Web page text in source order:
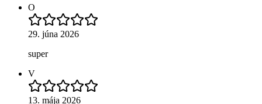
O
29. júna 2026
super
V
13. mája 2026